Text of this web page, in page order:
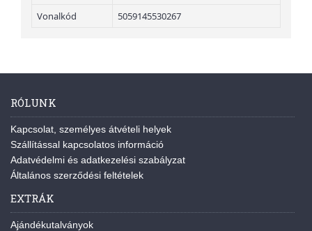
Vonalkód
5059145530267
RÓLUNK
Kapcsolat, személyes átvételi helyek
Szállítással kapcsolatos információ
Adatvédelmi és adatkezelési szabályzat
Általános szerződési feltételek
EXTRÁK
Ajándékutalványok